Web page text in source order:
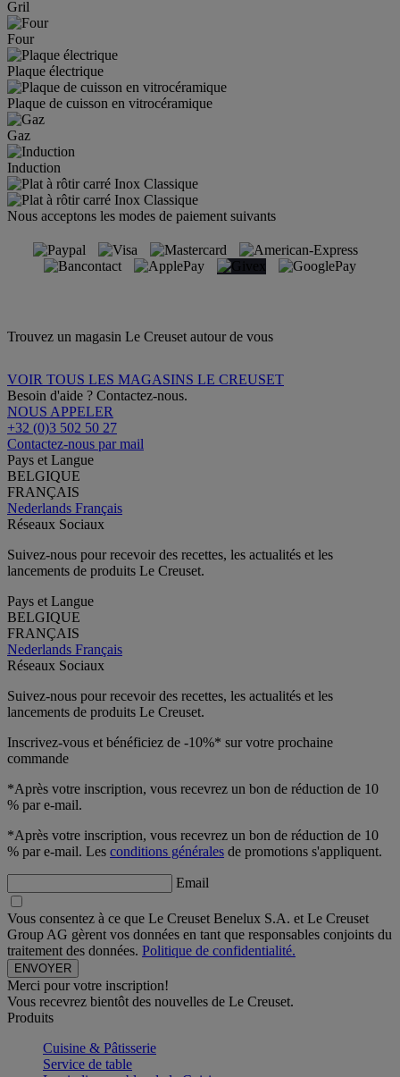
Gril
Four
Plaque électrique
Plaque de cuisson en vitrocéramique
Gaz
Induction
Nous acceptons les modes de paiement suivants
Trouvez un magasin Le Creuset autour de vous
VOIR TOUS LES MAGASINS LE CREUSET
Besoin d'aide ? Contactez-nous.
NOUS APPELER
+32 (0)3 502 50 27
Contactez-nous par mail
Pays et Langue
BELGIQUE
FRANÇAIS
Nederlands Français
Réseaux Sociaux
Suivez-nous pour recevoir des recettes, les actualités et les
lancements de produits Le Creuset.
Pays et Langue
BELGIQUE
FRANÇAIS
Nederlands Français
Réseaux Sociaux
Suivez-nous pour recevoir des recettes, les actualités et les
lancements de produits Le Creuset.
Inscrivez-vous et bénéficiez de -10%* sur votre prochaine
commande
*Après votre inscription, vous recevrez un bon de réduction de 10
% par e-mail.
*Après votre inscription, vous recevrez un bon de réduction de 10
% par e-mail. Les conditions générales de promotions s'appliquent.
Email
Vous consentez à ce que Le Creuset Benelux S.A. et Le Creuset
Group AG gèrent vos données en tant que responsables conjoints du
traitement des données. Politique de confidentialité.
Merci pour votre inscription!
Vous recevrez bientôt des nouvelles de Le Creuset.
Produits
Cuisine & Pâtisserie
Service de table